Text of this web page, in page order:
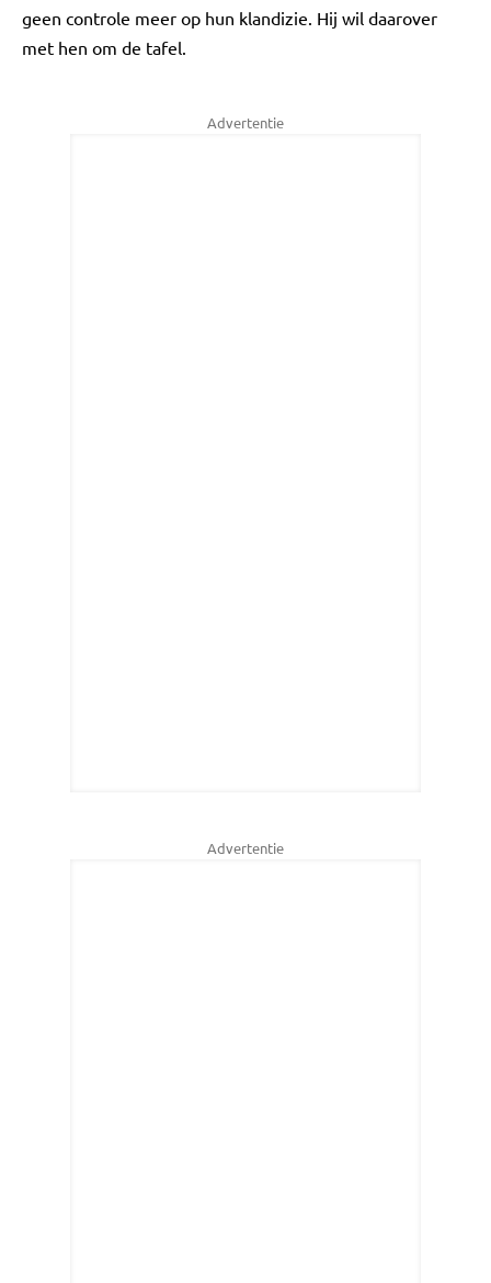
geen controle meer op hun klandizie. Hij wil daarover
met hen om de tafel.
Advertentie
Advertentie